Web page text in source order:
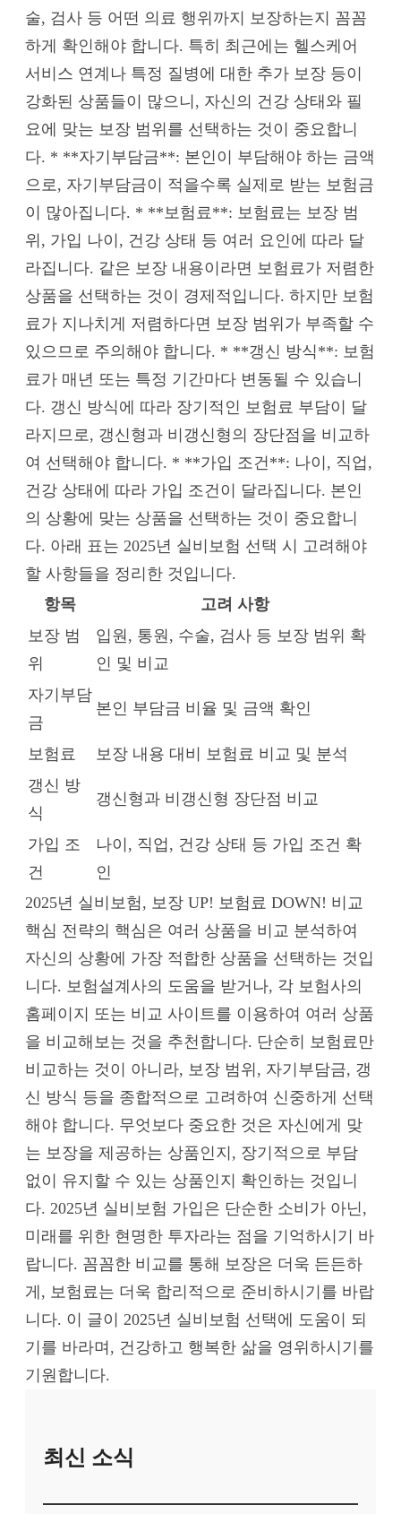
술, 검사 등 어떤 의료 행위까지 보장하는지 꼼꼼
하게 확인해야 합니다. 특히 최근에는 헬스케어
서비스 연계나 특정 질병에 대한 추가 보장 등이
강화된 상품들이 많으니, 자신의 건강 상태와 필
요에 맞는 보장 범위를 선택하는 것이 중요합니
다. * **자기부담금**: 본인이 부담해야 하는 금액
으로, 자기부담금이 적을수록 실제로 받는 보험금
이 많아집니다. * **보험료**: 보험료는 보장 범
위, 가입 나이, 건강 상태 등 여러 요인에 따라 달
라집니다. 같은 보장 내용이라면 보험료가 저렴한
상품을 선택하는 것이 경제적입니다. 하지만 보험
료가 지나치게 저렴하다면 보장 범위가 부족할 수
있으므로 주의해야 합니다. * **갱신 방식**: 보험
료가 매년 또는 특정 기간마다 변동될 수 있습니
다. 갱신 방식에 따라 장기적인 보험료 부담이 달
라지므로, 갱신형과 비갱신형의 장단점을 비교하
여 선택해야 합니다. * **가입 조건**: 나이, 직업,
건강 상태에 따라 가입 조건이 달라집니다. 본인
의 상황에 맞는 상품을 선택하는 것이 중요합니
다. 아래 표는 2025년 실비보험 선택 시 고려해야
할 사항들을 정리한 것입니다.
항목
고려 사항
보장 범
위
입원, 통원, 수술, 검사 등 보장 범위 확
인 및 비교
자기부담
금
본인 부담금 비율 및 금액 확인
보험료
보장 내용 대비 보험료 비교 및 분석
갱신 방
식
갱신형과 비갱신형 장단점 비교
가입 조
건
나이, 직업, 건강 상태 등 가입 조건 확
인
2025년 실비보험, 보장 UP! 보험료 DOWN! 비교
핵심 전략의 핵심은 여러 상품을 비교 분석하여
자신의 상황에 가장 적합한 상품을 선택하는 것입
니다. 보험설계사의 도움을 받거나, 각 보험사의
홈페이지 또는 비교 사이트를 이용하여 여러 상품
을 비교해보는 것을 추천합니다. 단순히 보험료만
비교하는 것이 아니라, 보장 범위, 자기부담금, 갱
신 방식 등을 종합적으로 고려하여 신중하게 선택
해야 합니다. 무엇보다 중요한 것은 자신에게 맞
는 보장을 제공하는 상품인지, 장기적으로 부담
없이 유지할 수 있는 상품인지 확인하는 것입니
다. 2025년 실비보험 가입은 단순한 소비가 아닌,
미래를 위한 현명한 투자라는 점을 기억하시기 바
랍니다. 꼼꼼한 비교를 통해 보장은 더욱 든든하
게, 보험료는 더욱 합리적으로 준비하시기를 바랍
니다. 이 글이 2025년 실비보험 선택에 도움이 되
기를 바라며, 건강하고 행복한 삶을 영위하시기를
기원합니다.
최신 소식